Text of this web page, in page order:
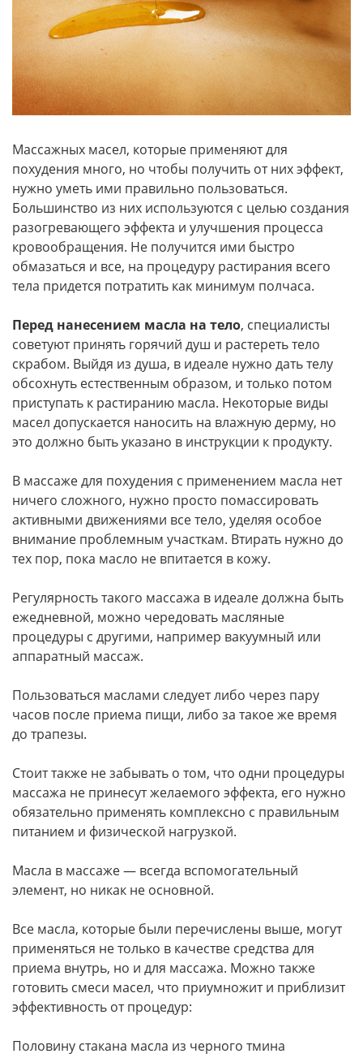
Массажных масел, которые применяют для
похудения много, но чтобы получить от них эффект,
нужно уметь ими правильно пользоваться.
Большинство из них используются с целью создания
разогревающего эффекта и улучшения процесса
кровообращения. Не получится ими быстро
обмазаться и все, на процедуру растирания всего
тела придется потратить как минимум полчаса.
Перед нанесением масла на тело, специалисты
советуют принять горячий душ и растереть тело
скрабом. Выйдя из душа, в идеале нужно дать телу
обсохнуть естественным образом, и только потом
приступать к растиранию масла. Некоторые виды
масел допускается наносить на влажную дерму, но
это должно быть указано в инструкции к продукту.
В массаже для похудения с применением масла нет
ничего сложного, нужно просто помассировать
активными движениями все тело, уделяя особое
внимание проблемным участкам. Втирать нужно до
тех пор, пока масло не впитается в кожу.
Регулярность такого массажа в идеале должна быть
ежедневной, можно чередовать масляные
процедуры с другими, например вакуумный или
аппаратный массаж.
Пользоваться маслами следует либо через пару
часов после приема пищи, либо за такое же время
до трапезы.
Стоит также не забывать о том, что одни процедуры
массажа не принесут желаемого эффекта, его нужно
обязательно применять комплексно с правильным
питанием и физической нагрузкой.
Масла в массаже — всегда вспомогательный
элемент, но никак не основной.
Все масла, которые были перечислены выше, могут
применяться не только в качестве средства для
приема внутрь, но и для массажа. Можно также
готовить смеси масел, что приумножит и приблизит
эффективность от процедур:
Половину стакана масла из черного тмина